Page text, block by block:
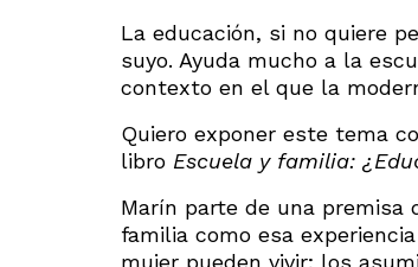
La educación, si no quiere
suyo. Ayuda mucho a la
contexto en el que la
Quiero exponer este tema
libro Escuela y familia:
Marín parte de una premisa
familia como esa
mujer pueden vivir; los